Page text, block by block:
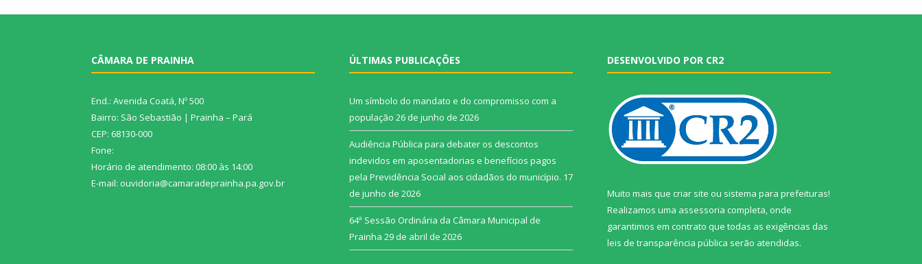
CÂMARA DE PRAINHA
End.: Avenida Coatá, Nº 500
Bairro: São Sebastião | Prainha – Pará
CEP: 68130-000
Fone:
Horário de atendimento: 08:00 às 14:00
E-mail: ouvidoria@camaradeprainha.pa.gov.br
ÚLTIMAS PUBLICAÇÕES
Um símbolo do mandato e do compromisso com a
população 26 de junho de 2026
Audiência Pública para debater os descontos
indevidos em aposentadorias e benefícios pagos
pela Previdência Social aos cidadãos do município. 17
de junho de 2026
64ª Sessão Ordinária da Câmara Municipal de
Prainha 29 de abril de 2026
DESENVOLVIDO POR CR2
Muito mais que criar site ou sistema para prefeituras!
Realizamos uma assessoria completa, onde
garantimos em contrato que todas as exigências das
leis de transparência pública serão atendidas.